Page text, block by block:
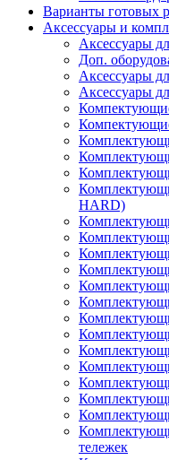
Варианты готовых
Аксессуары и
Аксессуары
Доп.
Аксессуары
Аксессуары
HARD)
тележек